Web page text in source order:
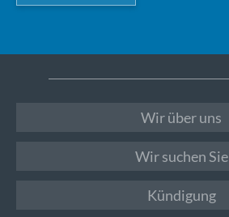
Wir über uns
Wir suchen Sie
Kündigung